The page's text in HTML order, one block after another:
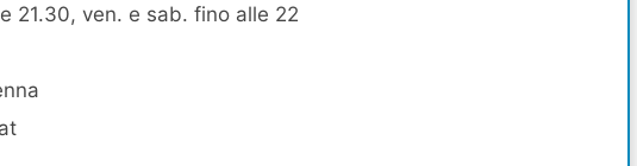
21.30, ven. e sab. fino alle 22